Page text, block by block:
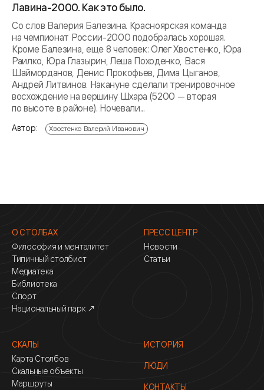
Лавина-2000. Как это было.
Со слов Валерия Балезина. Красноярская команда
на чемпионат России-2000 подобралась хорошая.
Кроме Балезина, еще 8 человек: Олег Хвостенко, Юра
Раилко, Юра Глазырин, Леша Походенко, Вася
Шайморданов, Денис Прокофьев, Дима Цыганов,
Андрей Литвинов. Накануне сделали тренировочное
восхождение на вершину Шхара (5200 — вторая
по высоте в районе). Ночевали...
Автор: Хвостенко Валерий Иванович
О СТОЛБАХ
Философия и менталитет
Типичный столбист
Медиатека
Библиотека
Спорт
Национальный парк ↗
ПРЕСС ЦЕНТР
Новости
Статьи
СКАЛЫ
Карта Столбов
Скальные объекты
Маршруты
ИСТОРИЯ
ЛЮДИ
КОНТАКТЫ